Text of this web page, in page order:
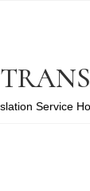
Service